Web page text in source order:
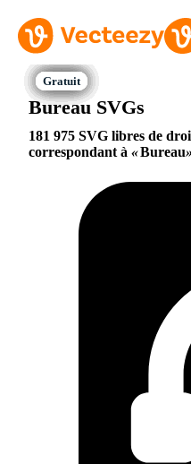
Bureau SVGs
181 975 SVG libres de
correspondant à
Bureau